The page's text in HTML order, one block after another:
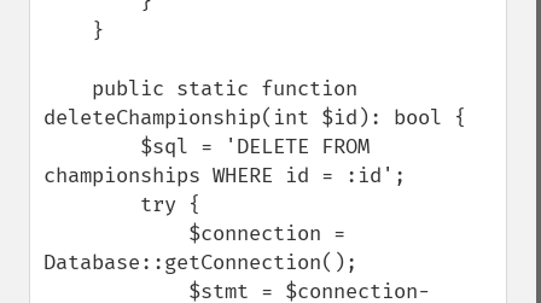
deleteChampionship(int $id): bool {
championships WHERE id = :id';
Database::getConnection();